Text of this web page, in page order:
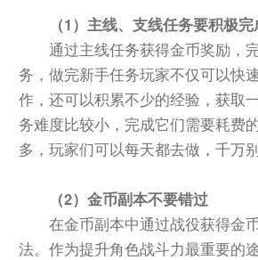
（1）主线、支线任务要积极完
通过主线任务获得金币奖励，
务，做完新手任务玩家不仅可以快
作，还可以积累不少的经验，获取
务难度比较小，完成它们需要耗费
多，玩家们可以每天都去做，千万别
（2）金币副本不要错过
在金币副本中通过战役获得金
法。作为提升角色战斗力最重要的